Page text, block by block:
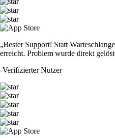
„Bester Support! Statt
erreicht. Problem wurde direkt
-Verifizierter Nutzer